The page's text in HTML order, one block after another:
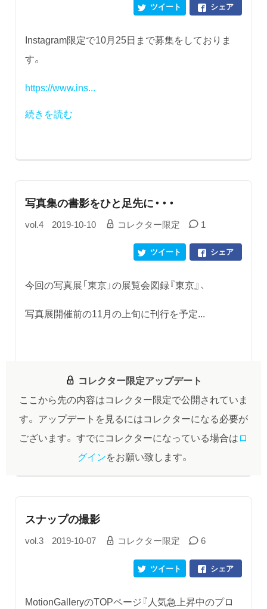
シェア
ツイート
Instagram限定で10月25日まで募集をしておりま
す。
https://www.ins...
続きを読む
写真集の書影をひと足先に・・・
vol.4 2019-10-10 コレクター限定 1
シェア
ツイート
今回の写真展「東京」の展覧会図録『東京』、
写真展開催前の11月の上旬に刊行を予定...
コレクター限定アップデート
ここから先の内容はコレクター限定で公開されていま
す。 アップデートを見るにはコレクターになる必要が
ございます。 すでにコレクターになっている場合はロ
グインをお願い致します。
スナップの撮影
vol.3 2019-10-07 コレクター限定 6
シェア
ツイート
MotionGalleryのTOPページ『人気急上昇中のプロ